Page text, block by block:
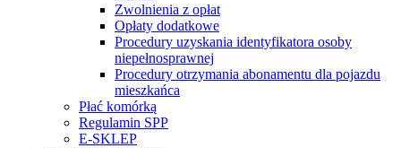
Zwolnienia z opłat
Opłaty dodatkowe
Procedury uzyskania identyfikatora osoby
niepełnosprawnej
Procedury otrzymania abonamentu dla pojazdu
mieszkańca
Płać komórką
Regulamin SPP
E-SKLEP